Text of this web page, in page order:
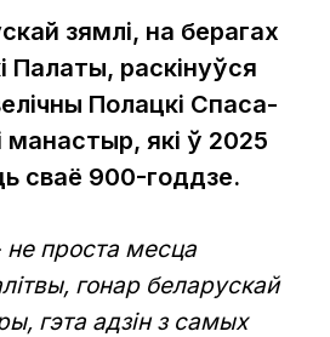
зямлі, на берагах
Палаты, раскінуўся
Полацкі Спаса-
манастыр, які ў 2025
сваё 900-годдзе.
проста месца
гонар беларускай
гэта адзін з самых